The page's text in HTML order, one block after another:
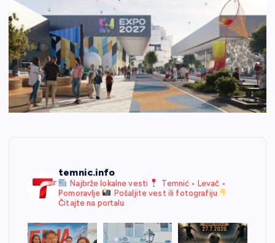
temnic.info
Najbrže lokalne vesti
Temnić • Levač •
Pomoravlje
Pošaljite vest ili fotografiju
Čitajte na portalu